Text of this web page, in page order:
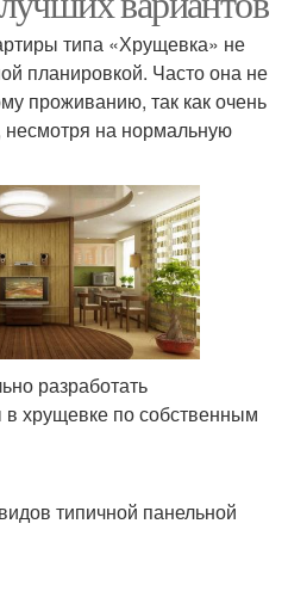
типа «Хрущевка» не
планировкой. Часто она не
проживанию, так как очень
несмотря на нормальную
разработать
хрущевке по собственным
типичной панельной